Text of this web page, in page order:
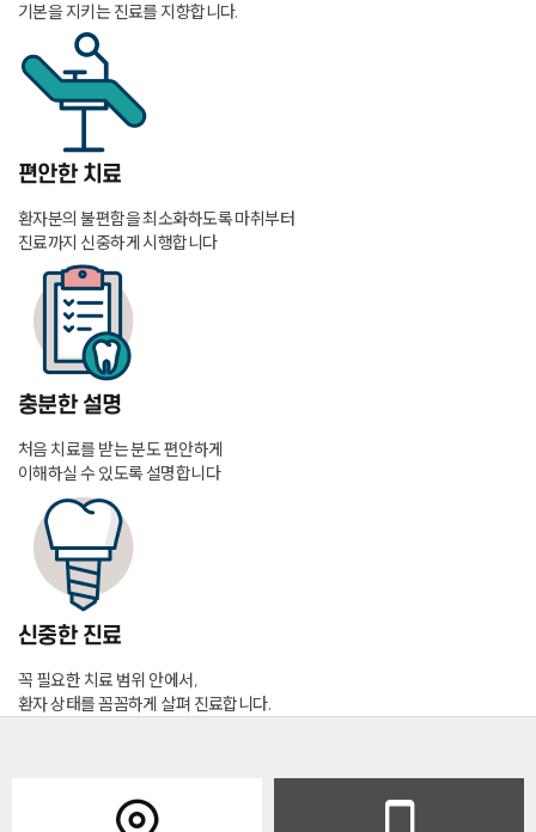
기본을 지키는 진료를 지향합니다.
편안한 치료
환자분의 불편함을 최소화하도록 마취부터
진료까지 신중하게 시행합니다
충분한 설명
처음 치료를 받는 분도 편안하게
이해하실 수 있도록 설명합니다
신중한 진료
꼭 필요한 치료 범위 안에서,
환자 상태를 꼼꼼하게 살펴 진료합니다.